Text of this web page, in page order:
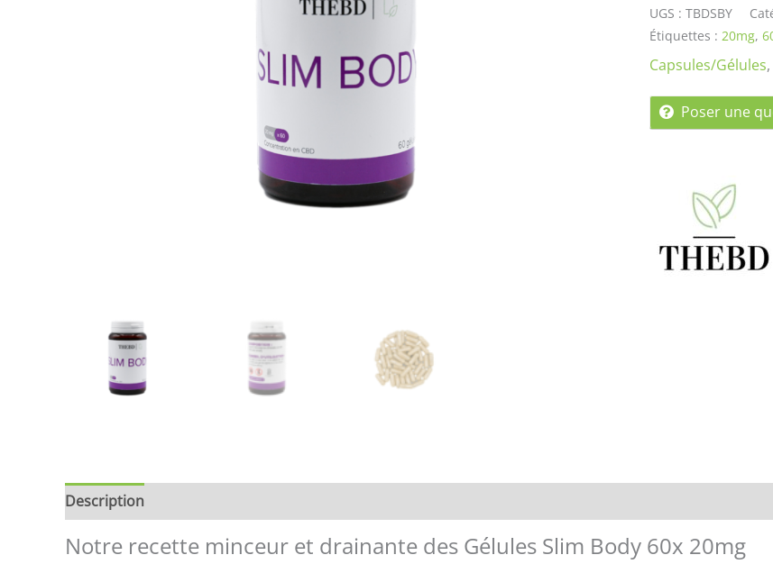
UGS : TBDSBY
Étiquettes : 20mg,
Capsules/Gélules,
Poser une
Description
Notre recette minceur et drainante des Gélules Slim Body 60x 20mg